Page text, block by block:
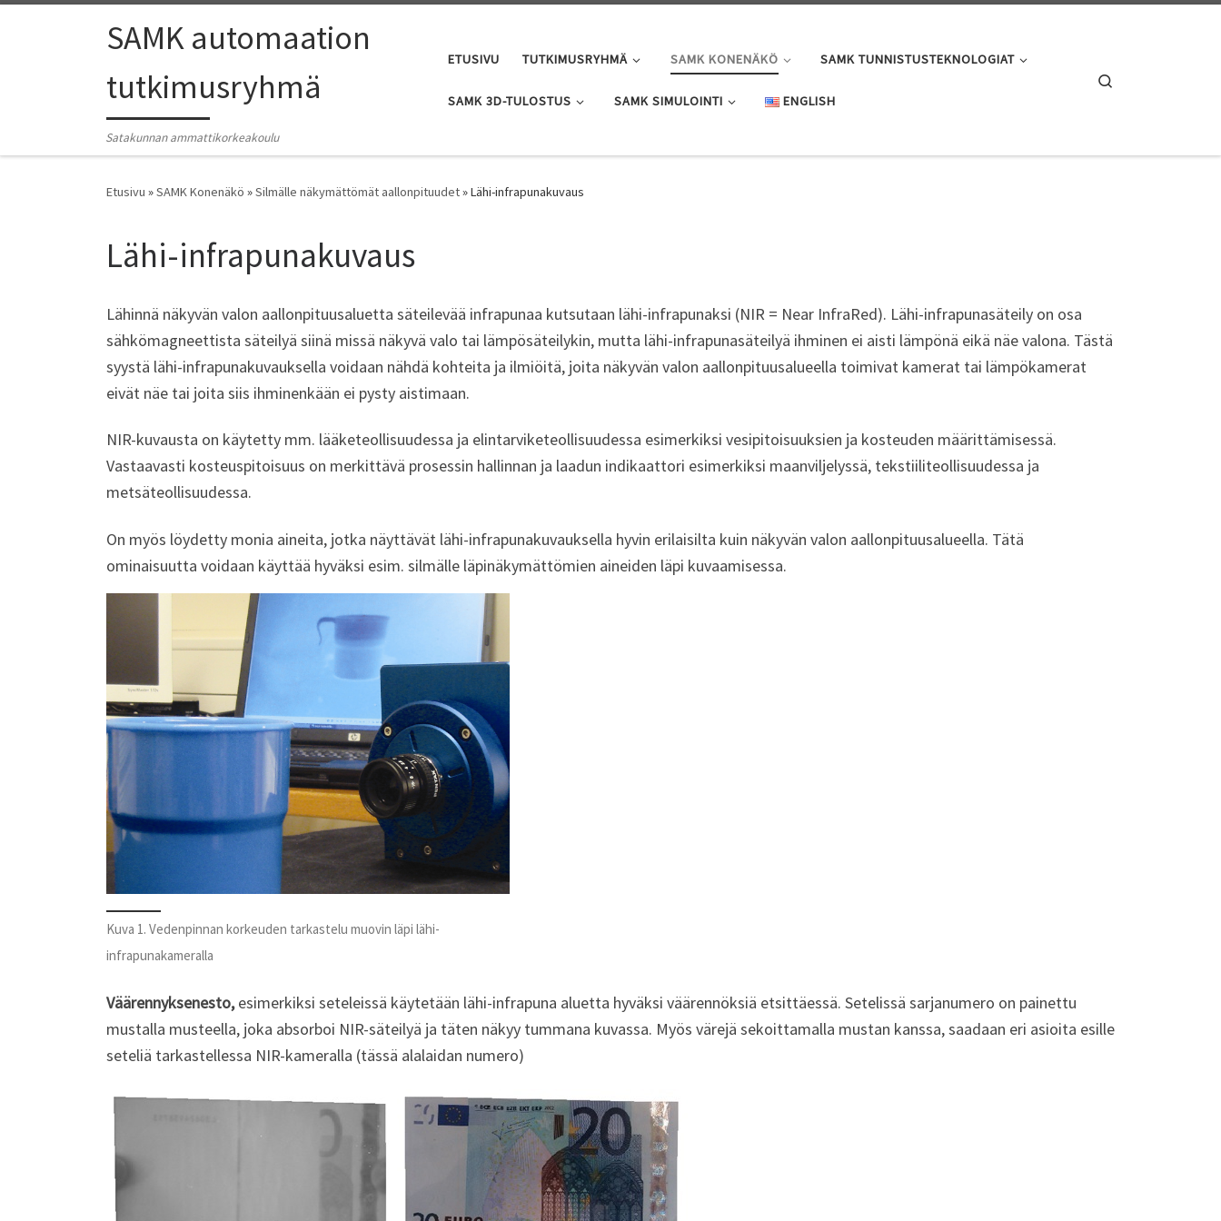
SAMK automaation
tutkimusryhmä
Satakunnan ammattikorkeakoulu
ETUSIVU TUTKIMUSRYHMÄ SAMK KONENÄKÖ SAMK TUNNISTUSTEKNOLOGIAT
SAMK 3D-TULOSTUS SAMK SIMULOINTI ENGLISH
Etusivu »SAMK Konenäkö »Silmälle näkymättömät aallonpituudet»Lähi-infrapunakuvaus
Lähi-infrapunakuvaus
Lähinnä näkyvän valon aallonpituusaluetta säteilevää infrapunaa kutsutaan lähi-infrapunaksi (NIR = Near InfraRed). Lähi-infrapunasäteily on osa
sähkömagneettista säteilyä siinä missä näkyvä valo tai lämpösäteilykin, mutta lähi-infrapunasäteilyä ihminen ei aisti lämpönä eikä näe valona. Tästä
syystä lähi-infrapunakuvauksella voidaan nähdä kohteita ja ilmiöitä, joita näkyvän valon aallonpituusalueella toimivat kamerat tai lämpökamerat
eivät näe tai joita siis ihminenkään ei pysty aistimaan.
NIR-kuvausta on käytetty mm. lääketeollisuudessa ja elintarviketeollisuudessa esimerkiksi vesipitoisuuksien ja kosteuden määrittämisessä.
Vastaavasti kosteuspitoisuus on merkittävä prosessin hallinnan ja laadun indikaattori esimerkiksi maanviljelyssä, tekstiiliteollisuudessa ja
metsäteollisuudessa.
On myös löydetty monia aineita, jotka näyttävät lähi-infrapunakuvauksella hyvin erilaisilta kuin näkyvän valon aallonpituusalueella. Tätä
ominaisuutta voidaan käyttää hyväksi esim. silmälle läpinäkymättömien aineiden läpi kuvaamisessa.
Kuva 1. Vedenpinnan korkeuden tarkastelu muovin läpi lähi-
infrapunakameralla
Väärennyksenesto,esimerkiksi seteleissä käytetään lähi-infrapuna aluetta hyväksi väärennöksiä etsittäessä. Setelissä sarjanumero on painettu
mustalla musteella, joka absorboi NIR-säteilyä ja täten näkyy tummana kuvassa. Myös värejä sekoittamalla mustan kanssa, saadaan eri asioita esille
seteliä tarkastellessa NIR-kameralla (tässä alalaidan numero)